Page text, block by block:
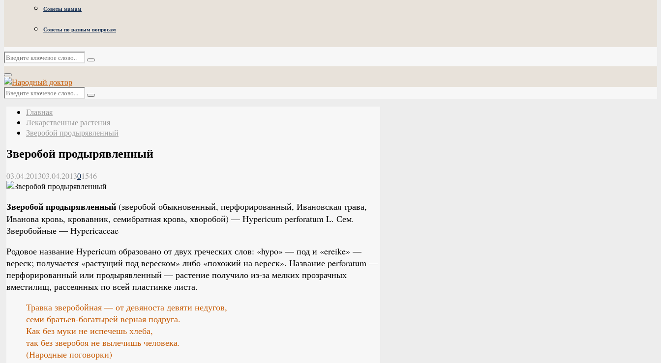
Советы мамам
Советы по разным вопросам
Искать:
Поиск
Основное
меню
Искать:
Поиск
Главная
Лекарственные растения
Зверобой продырявленный
Зверобой продырявленный
03.04.201303.04.201301546
Зверобой продырявленный (зверобой обыкновенный, перфорированный, Ивановская трава,
Иванова кровь, кровавник, семибратная кровь, хворобой) — Hypericum perforatum L. Сем.
Зверобойные — Hypericaceae
Родовое название Hypericum образовано от двух греческих слов: «hypo» — под и «ereike» —
вереск; получается «растущий под вереском» либо «похожий на вереск». Название perforatum —
перфорированный или продырявленный — растение получило из-за мелких прозрачных
вместилищ, рассеянных по всей пластинке листа.
Травка зверобойная — от девяноста девяти недугов,
семи братьев-богатырей верная подруга.
Как без муки не испечешь хлеба,
так без зверобоя не вылечишь человека.
(Народные поговорки)